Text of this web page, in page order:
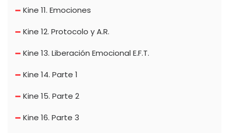
Kine 11. Emociones
Kine 12. Protocolo y A.R.
Kine 13. Liberación Emocional E.F.T.
Kine 14. Parte 1
Kine 15. Parte 2
Kine 16. Parte 3